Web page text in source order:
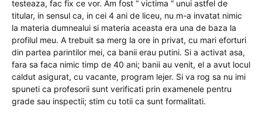
testeaza, fac fix ce vor. Am fost “ victima “ unui astfel de
titular, in sensul ca, in cei 4 ani de liceu, nu m-a invatat nimic
la materia dumnealui si materia aceasta era una de baza la
profilul meu. A trebuit sa merg la ore in privat, cu mari eforturi
din partea parintilor mei, ca banii erau putini. Si a activat asa,
fara sa faca nimic timp de 40 ani; banii au venit, el a avut locul
caldut asigurat, cu vacante, program lejer. Si va rog sa nu imi
spuneti ca profesorii sunt verificati prin examenele pentru
grade sau inspectii; stim cu totii ca sunt formalitati.